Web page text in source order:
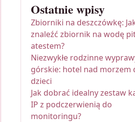
Ostatnie wpisy
Zbiorniki na deszczówkę:
znaleźć zbiornik na wodę
atestem?
Niezwykłe rodzinne
górskie: hotel nad morzem
dzieci
Jak dobrać idealny zestaw
IP z podczerwienią do
monitoringu?